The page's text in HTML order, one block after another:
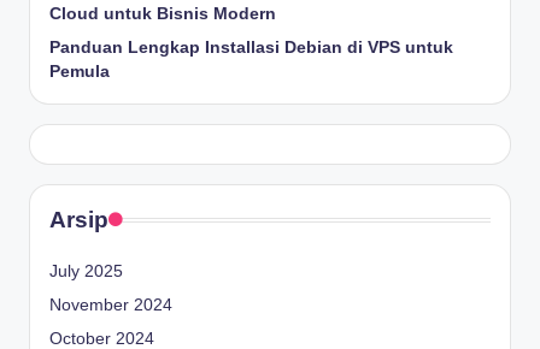
Cloud untuk Bisnis Modern
Panduan Lengkap Installasi Debian di VPS untuk
Pemula
Arsip
July 2025
November 2024
October 2024